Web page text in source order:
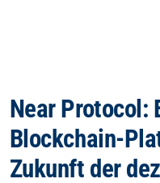
Near Protocol:
Blockchain-
Zukunft der